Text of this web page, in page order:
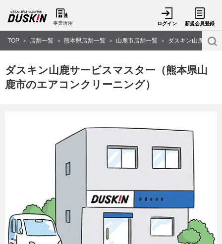
事業所用 ログイン 新規会員登録
TOP > 店舗一覧 > 熊本県店舗一覧 > 山鹿市店舗一覧 > ダスキン山鹿サー
ダスキン山鹿サービスマスター（熊本県山
鹿市のエアコンクリーニング）